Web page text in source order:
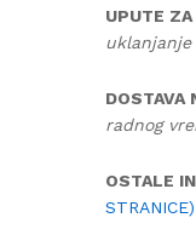
UPUTE
DOSTAVA
radnog
OSTALE
STRANICE)